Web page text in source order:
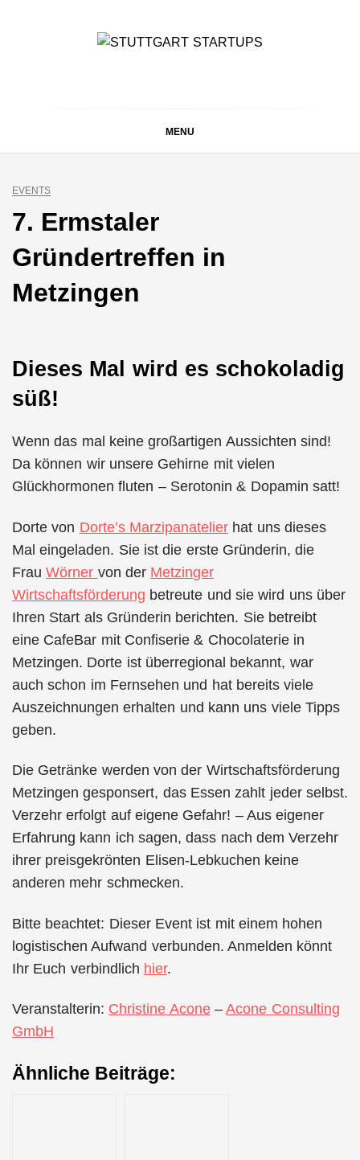
MENU
EVENTS
7. Ermstaler
Gründertreffen in
Metzingen
Dieses Mal wird es schokoladig
süß!
Wenn das mal keine großartigen Aussichten sind!
Da können wir unsere Gehirne mit vielen
Glückhormonen fluten – Serotonin & Dopamin satt!
Dorte von Dorte’s Marzipanatelierhat uns dieses
Mal eingeladen. Sie ist die erste Gründerin, die
FrauWörner von der Metzinger
Wirtschaftsförderung betreute und sie wird uns über
Ihren Start als Gründerin berichten. Sie betreibt
eine CafeBar mit Confiserie & Chocolaterie in
Metzingen. Dorte ist überregional bekannt, war
auch schon im Fernsehen und hat bereits viele
Auszeichnungen erhalten und kann uns viele Tipps
geben.
Die Getränke werden von der Wirtschaftsförderung
Metzingen gesponsert, das Essen zahlt jeder selbst.
Verzehr erfolgt auf eigene Gefahr! – Aus eigener
Erfahrung kann ich sagen, dass nach dem Verzehr
ihrer preisgekrönten Elisen-Lebkuchen keine
anderen mehr schmecken.
Bitte beachtet: Dieser Event ist mit einem hohen
logistischen Aufwand verbunden. Anmelden könnt
Ihr Euch verbindlich hier.
Veranstalterin: Christine Acone–Acone Consulting
GmbH
Ähnliche Beiträge: